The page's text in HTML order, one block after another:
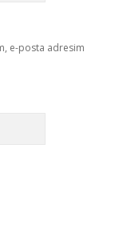
e-posta adresim